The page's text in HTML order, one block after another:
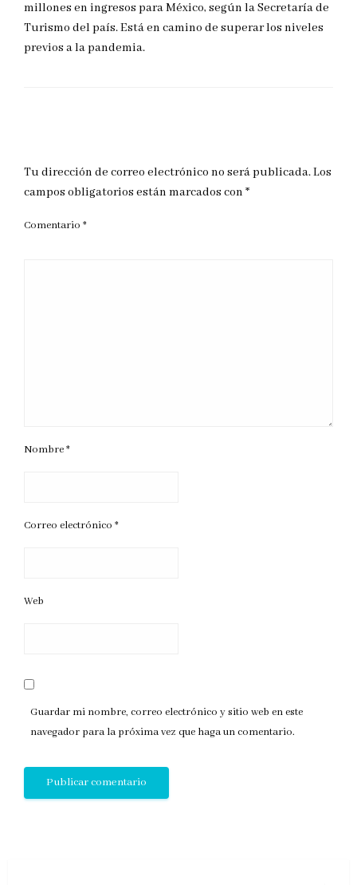
millones en ingresos para México, según la Secretaría de
Turismo del país. Está en camino de superar los niveles
previos a la pandemia.
Tu dirección de correo electrónico no será publicada.Los
campos obligatorios están marcados con *
Comentario *
Nombre*
Correo electrónico *
Web
Guardar mi nombre, correo electrónico y sitio web en este
navegador para la próxima vez que haga un comentario.